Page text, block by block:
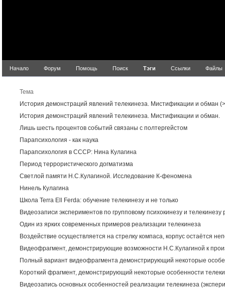
Начало Форум Помощь Поиск Тэги Ссылки Файлы
Тема
История демонстраций явлений телекинеза. Мистификации и обман
История демонстраций явлений телекинеза. Мистификации и обман.
Лишь шесть процентов событий связаны с полтергейстом
Парапсихология - как наука
Парапсихология в СССР: Нина Кулагина
Период террористического догматизма
Светлой памяти Н.С.Кулагиной. Исследование К-феномена
Нинель Кулагина
Школа Terra Ell Ferda: обучение телекинезу и не только
Видеозаписи экспериментов по групповому психокинезу и
Один из ярких современных примеров реализации телекинеза
Воздействие осуществляется на стрелку компаса, корпус остаётся
Видеофрагмент, демонстрирующие возможности Н.С.Кулагиной к
Полный вариант видеофрагмента демонстрирующий некоторые
Короткий фрагмент, демонстрирующий некоторые особенности
Видеозапись основных особенностей реализации телекинеза